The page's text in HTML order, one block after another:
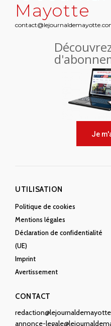
Mayotte
Je
UTILISATION
Politique de cookies
Mentions légales
Déclaration de confidentialité
(UE)
Imprint
Avertissement
CONTACT
annonce-